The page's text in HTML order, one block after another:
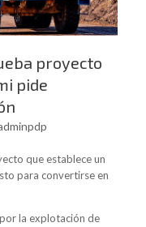
proyecto
pide
que establece un
para convertirse en
la explotación de